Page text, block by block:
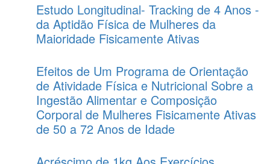
Estudo Longitudinal- Tracking de 4 Anos -
da Aptidão Física de Mulheres da
Maioridade Fisicamente Ativas
Efeitos de Um Programa de Orientação
de Atividade Física e Nutricional Sobre a
Ingestão Alimentar e Composição
Corporal de Mulheres Fisicamente Ativas
de 50 a 72 Anos de Idade